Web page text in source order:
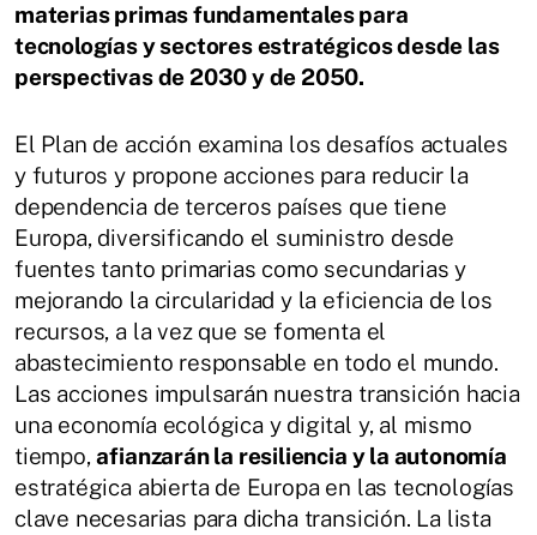
materias primas fundamentales para
tecnologías y sectores estratégicos desde las
perspectivas de 2030 y de 2050.
El Plan de acción examina los desafíos actuales
y futuros y propone acciones para reducir la
dependencia de terceros países que tiene
Europa, diversificando el suministro desde
fuentes tanto primarias como secundarias y
mejorando la circularidad y la eficiencia de los
recursos, a la vez que se fomenta el
abastecimiento responsable en todo el mundo.
Las acciones impulsarán nuestra transición hacia
una economía ecológica y digital y, al mismo
tiempo,afianzarán la resiliencia y la autonomía
estratégica abierta de Europa en las tecnologías
clave necesarias para dicha transición. La lista